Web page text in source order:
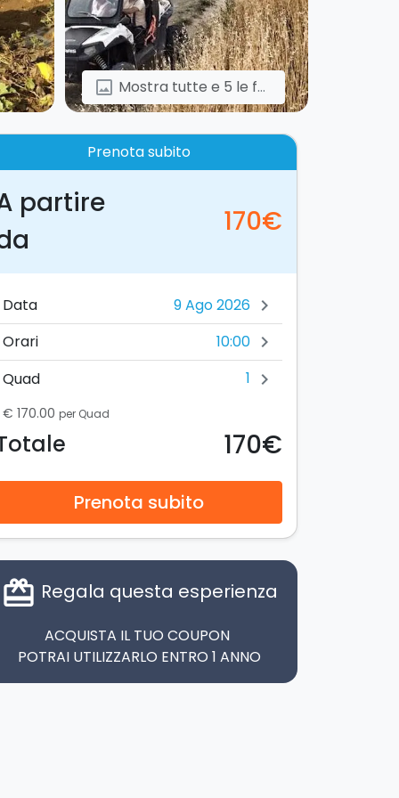
image Mostra tutte e 5 le foto
Prenota subito
partire
170€
Data chevron_right
Orari 10:00 chevron_right
Quad 1 chevron_right
€ 170.00 per Quad
170€
Prenota subito
card_giftcard Regala questa esperienza
ACQUISTA IL TUO COUPON
POTRAI UTILIZZARLO ENTRO 1 ANNO